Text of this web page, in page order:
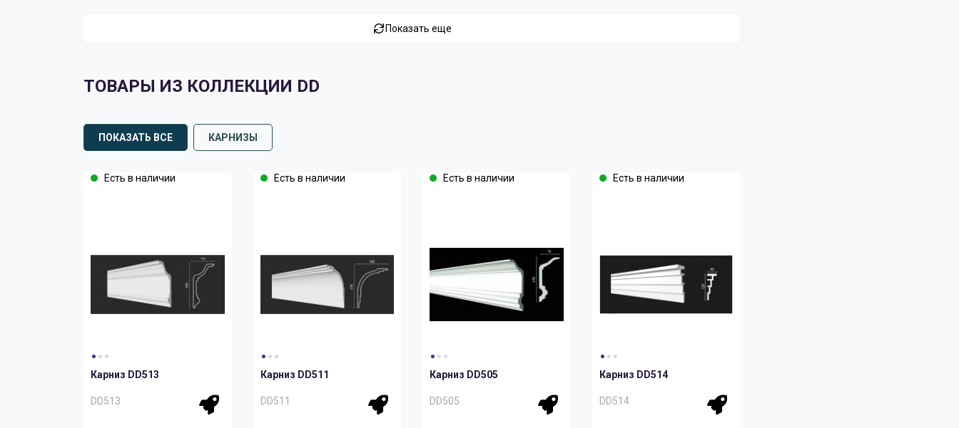
Показать еще
ТОВАРЫ ИЗ КОЛЛЕКЦИИ DD
ПОКАЗАТЬ ВСЕ КАРНИЗЫ
Есть в наличии
Карниз DD513
DD513
Есть в наличии
Карниз DD511
DD511
Есть в наличии
Карниз DD505
DD505
Есть в наличии
Карниз DD514
DD514